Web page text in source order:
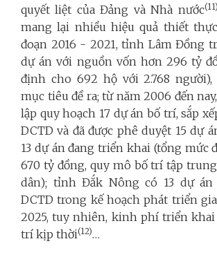
quyết liệt của Đảng và Nhà nước(11)
mang lại nhiều hiệu quả thiết
đoạn 2016 - 2021, tỉnh Lâm Đồng
dự án với nguồn vốn hơn 296 tỷ
định cho 692 hộ với 2.768 người),
mục tiêu đề ra; từ năm 2006 đến
lập quy hoạch 17 dự án bố trí, sắp
DCTD và đã được phê duyệt 15 dự
13 dự án đang triển khai (tổng mức
670 tỷ đồng, quy mô bố trí tập
dân); tỉnh Đắk Nông có 13 dự
DCTD trong kế hoạch phát triển
2025, tuy nhiên, kinh phí triển khai
trí kịp thời(12)…